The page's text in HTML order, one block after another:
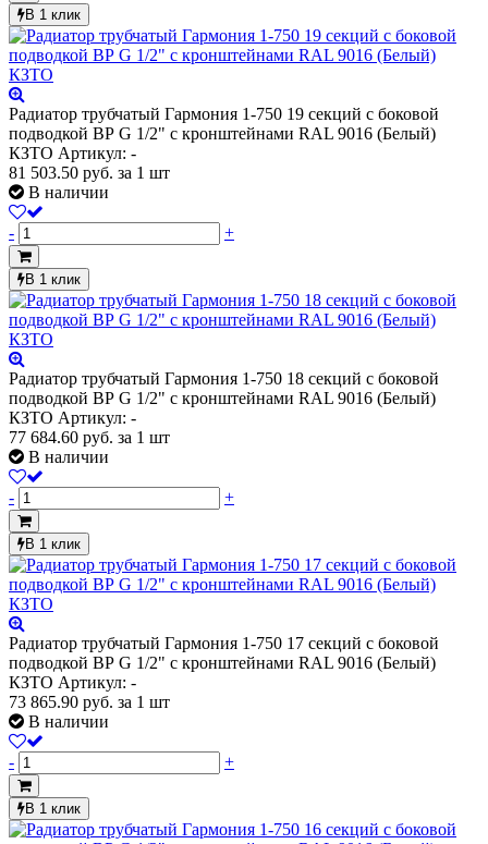
В 1 клик
Радиатор трубчатый Гармония 1-750 19 секций с боковой
подводкой ВР G 1/2" с кронштейнами RAL 9016 (Белый)
КЗТО Артикул: -
81 503.50 руб. за 1 шт
В наличии
- +
В 1 клик
Радиатор трубчатый Гармония 1-750 18 секций с боковой
подводкой ВР G 1/2" с кронштейнами RAL 9016 (Белый)
КЗТО Артикул: -
77 684.60 руб. за 1 шт
В наличии
- +
В 1 клик
Радиатор трубчатый Гармония 1-750 17 секций с боковой
подводкой ВР G 1/2" с кронштейнами RAL 9016 (Белый)
КЗТО Артикул: -
73 865.90 руб. за 1 шт
В наличии
- +
В 1 клик